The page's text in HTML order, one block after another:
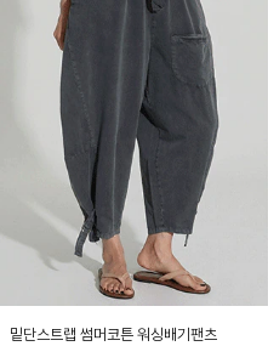
밑단스트랩 썸머코튼 워싱배기팬츠